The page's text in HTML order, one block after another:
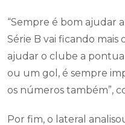
“Sempre é bom ajudar
Série B vai ficando mais
ajudar o clube a
ou um gol, é sempre
os números também”,
Por fim, o lateral